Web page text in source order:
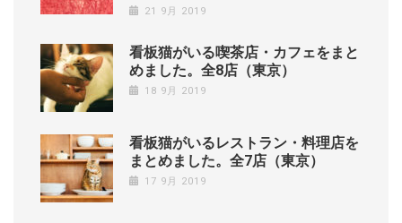
21 9月 2019
看板猫がいる喫茶店・カフェをまと
めました。全8店（東京）
18 9月 2019
看板猫がいるレストラン・料理店を
まとめました。全7店（東京）
17 9月 2019